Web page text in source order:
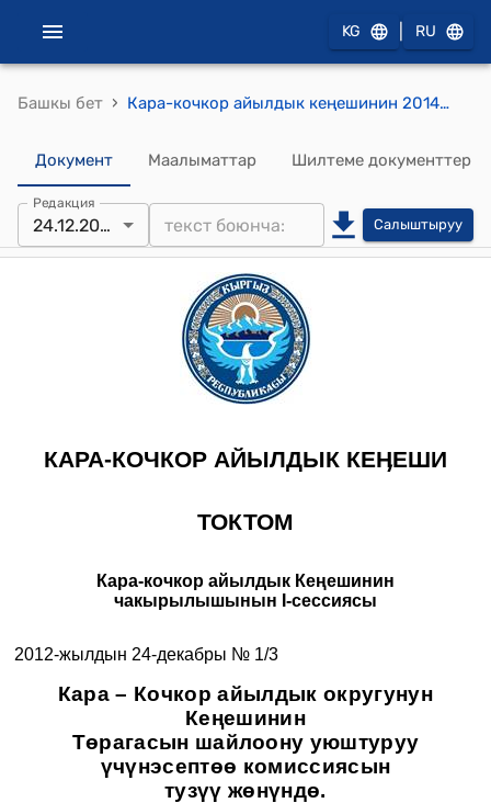
KG RU
Башкы бет › Кара-кочкор айылдык кеңешинин 2014-жылдын 24-декабрындагы № 1/3 "Кара – Кочкор айылдык округунун Кеңешинин Төрагасын шайлоону уюштуруу үчүнэсептөө комиссиясын тузүү жөнүндө" токтому
Документ Маалыматтар Шилтеме документтер
Редакция
24.12.2012 Салыштыруу